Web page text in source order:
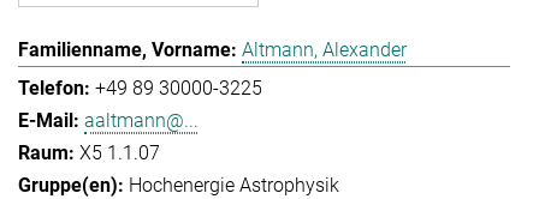
Altmann, Alexander
+49 89 30000-3225
aaltmann@...
X5 1.1.07
Hochenergie Astrophysik